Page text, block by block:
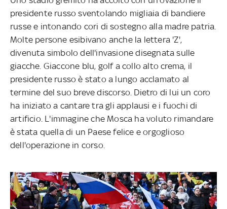
presidente russo sventolando migliaia di bandiere
russe e intonando cori di sostegno alla madre patria.
Molte persone esibivano anche la lettera 'Z',
divenuta simbolo dell'invasione disegnata sulle
giacche. Giaccone blu, golf a collo alto crema, il
presidente russo è stato a lungo acclamato al
termine del suo breve discorso. Dietro di lui un coro
ha iniziato a cantare tra gli applausi e i fuochi di
artificio. L'immagine che Mosca ha voluto rimandare
è stata quella di un Paese felice e orgoglioso
dell'operazione in corso.